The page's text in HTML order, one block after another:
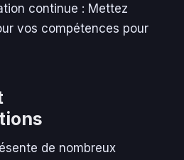
continue : Mettez
vos compétences pour
de nombreux